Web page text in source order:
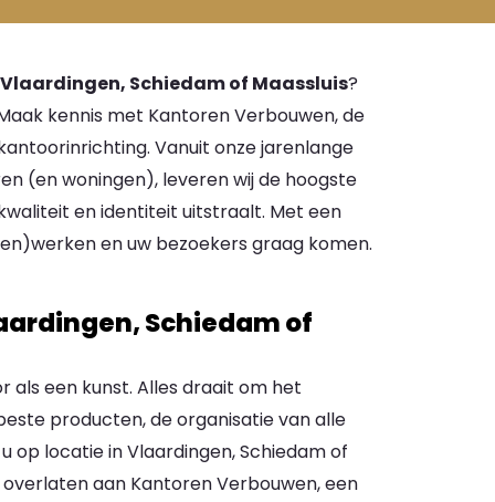
Vlaardingen, Schiedam of Maassluis?
kennis met Kantoren Verbouwen, de
Vanuit onze jarenlange
(en woningen), leveren wij de hoogste
en identiteit uitstraalt. Met een
en uw bezoekers graag komen.
Schiedam of
als een kunst. Alles draait om het
producten, de organisatie van alle
op locatie in Vlaardingen, Schiedam of
aan Kantoren Verbouwen, een